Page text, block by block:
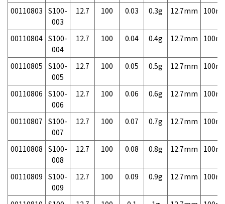
00110803 S100-
003
12.7 100 0.03 0.3g 12.7mm
00110804 S100-
004
12.7 100 0.04 0.4g 12.7mm
00110805 S100-
005
12.7 100 0.05 0.5g 12.7mm
00110806 S100-
006
12.7 100 0.06 0.6g 12.7mm
00110807 S100-
007
12.7 100 0.07 0.7g 12.7mm
00110808 S100-
008
12.7 100 0.08 0.8g 12.7mm
00110809 S100-
009
12.7 100 0.09 0.9g 12.7mm